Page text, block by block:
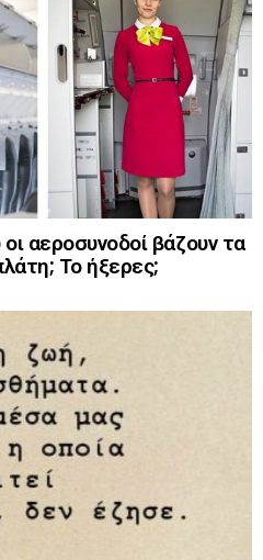
αεροσυνοδοί βάζουν τα
Το ήξερες;